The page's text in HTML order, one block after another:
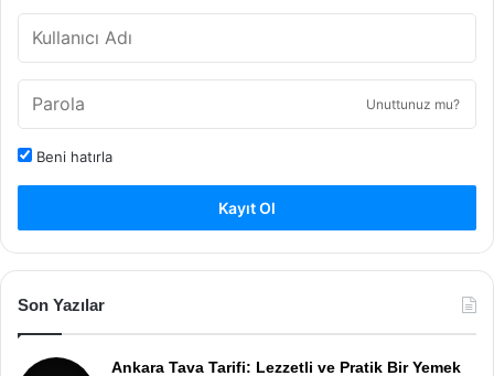
Unuttunuz mu?
Beni hatırla
Kayıt Ol
Son Yazılar
Ankara Tava Tarifi: Lezzetli ve Pratik Bir Yemek